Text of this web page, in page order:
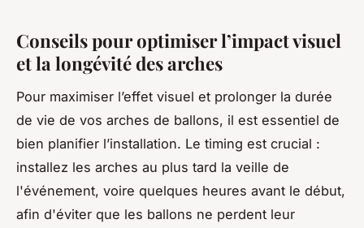
Conseils pour optimiser l’impact visuel
et la longévité des arches
Pour maximiser l’effet visuel et prolonger la durée
de vie de vos arches de ballons, il est essentiel de
bien planifier l’installation. Le timing est crucial :
installez les arches au plus tard la veille de
l'événement, voire quelques heures avant le début,
afin d'éviter que les ballons ne perdent leur